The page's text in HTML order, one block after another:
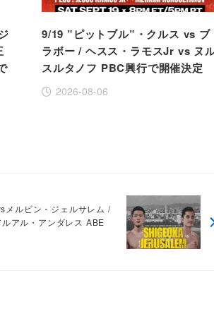
9/19 ”ピットブル”・クルス vs ブ
ラボー / ヘスス・ラモスJr vs ヌ
スルタノフ PBC興行で開催決定
2026-08-06
メルビン・ジェルサレム /
アル・アンダレス ABE